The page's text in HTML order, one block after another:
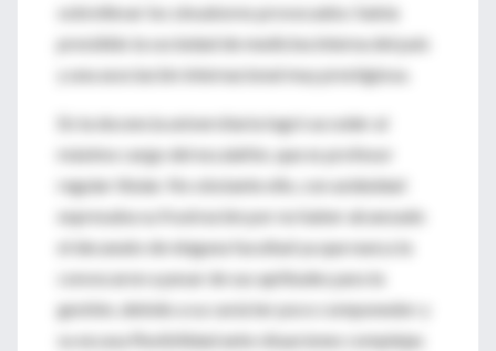
sobrellevar los sinsabores provocados: había
presidido la sociedad de medicina interna del país
y una asociación internacional muy prestigiosa.
En la docencia universitaria logró acceder al
máximo cargo del escalafón, que es profesor
regular titular. No obstante ello, con asiduidad
expresaba su frustración por no haber alcanzado
el decanato de ninguna facultad ya que nunca la
convocaron a pesar de sus aptitudes para la
gestión, debido a su carácter poco componedor y
su escasa flexibilidad ante situaciones complejas